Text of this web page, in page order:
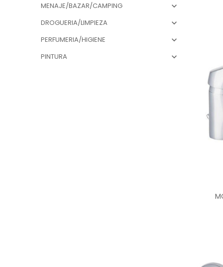
MENAJE/BAZAR/CAMPING 
DROGUERIA/LIMPIEZA 
PERFUMERIA/HIGIENE 
PINTURA 